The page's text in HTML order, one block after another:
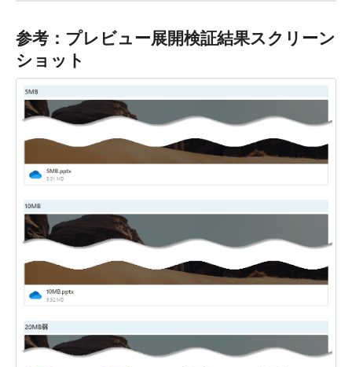
参考 ：プレビュー展開検証結果スクリーン
ショット